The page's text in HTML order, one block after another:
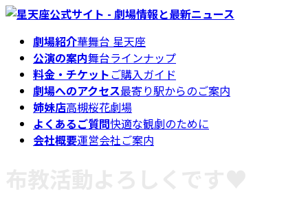
コ
ナ
劇場紹介華舞台 星天座
公演の案内舞台ラインナップ
料金・チケットご購入ガイド
劇場へのアクセス最寄り駅からのご案内
姉妹店高槻桜花劇場
よくあるご質問快適な観劇のために
会社概要運営会社ご案内